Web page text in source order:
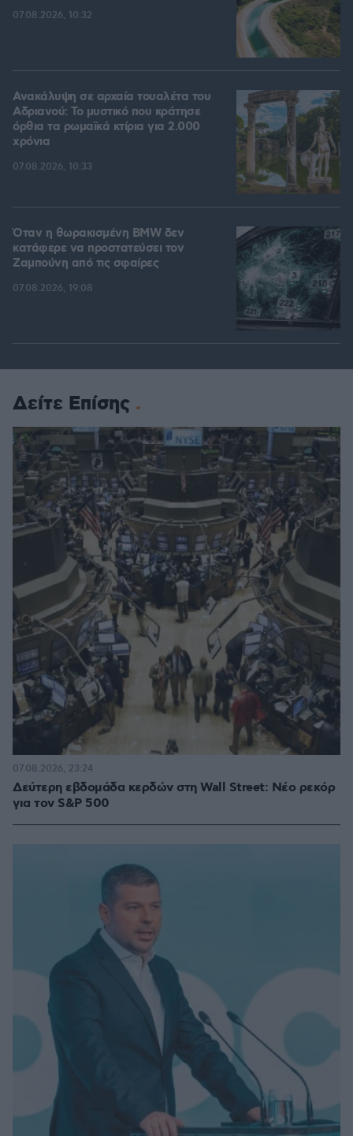
07.08.2026, 10:32
Ανακάλυψη σε αρχαία τουαλέτα του
Αδριανού: Το μυστικό που κράτησε
όρθια τα ρωμαϊκά κτίρια για 2.000
χρόνια
07.08.2026, 10:33
Όταν η θωρακισμένη BMW δεν
κατάφερε να προστατεύσει τον
Ζαμπούνη από τις σφαίρες
07.08.2026, 19:08
Δείτε Επίσης
Δεύτερη εβδομάδα κερδών στη Wall Street: Νέο ρεκόρ
για τον S&P 500
07.08.2026, 23:24